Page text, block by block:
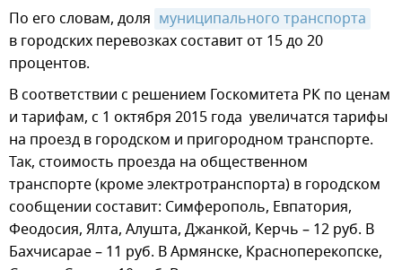
По его словам, доля муниципального транспорта
в городских перевозках составит от 15 до 20
процентов.
В соответствии с решением Госкомитета РК по ценам
и тарифам, с 1 октября 2015 года увеличатся тарифы
на проезд в городском и пригородном транспорте.
Так, стоимость проезда на общественном
транспорте (кроме электротранспорта) в городском
сообщении составит: Симферополь, Евпатория,
Феодосия, Ялта, Алушта, Джанкой, Керчь – 12 руб. В
Бахчисарае – 11 руб. В Армянске, Красноперекопске,